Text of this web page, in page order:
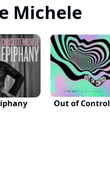
Michele
Out of Control